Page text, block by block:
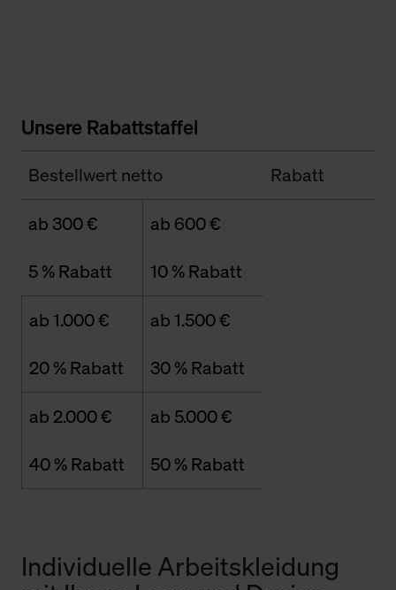
Unsere Rabattstaffel
Bestellwert netto Rabatt
ab 300 €
5 % Rabatt
ab 600 €
10 % Rabatt
ab 1.000 €
20 % Rabatt
ab 1.500 €
30 % Rabatt
ab 2.000 €
40 % Rabatt
ab 5.000 €
50 % Rabatt
Individuelle Arbeitskleidung